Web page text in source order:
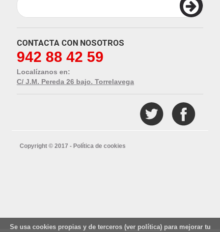
Se usa cookies propias y de terceros (ver política)para mejorar tu
CONTACTA CON NOSOTROS
942 88 42 59
Localízanos en:
C/ J.M. Pereda 26 bajo. Torrelavega
Copyright © 2017 - Política de cookies